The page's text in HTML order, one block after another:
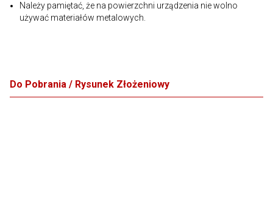
Należy pamiętać, że na powierzchni urządzenia nie wolno
używać materiałów metalowych.
Do Pobrania / Rysunek Złożeniowy